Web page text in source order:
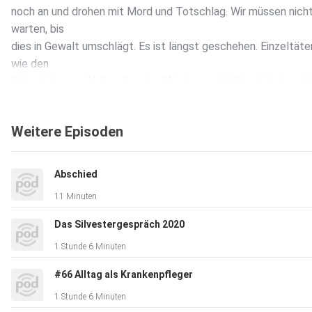
noch an und drohen mit Mord und Totschlag. Wir müssen nicht
warten, bis
dies in Gewalt umschlägt. Es ist längst geschehen.
wie den
Fälle
sprechen.
Stefan Seefeldt führt das Gespräch mit Florian Hilf, der Can
bis einschließlich März vertritt.
Weitere Episoden
Abschied
11 Minuten
Das Silvestergespräch 2020
1 Stunde 6 Minuten
#66 Alltag als Krankenpfleger
1 Stunde 6 Minuten